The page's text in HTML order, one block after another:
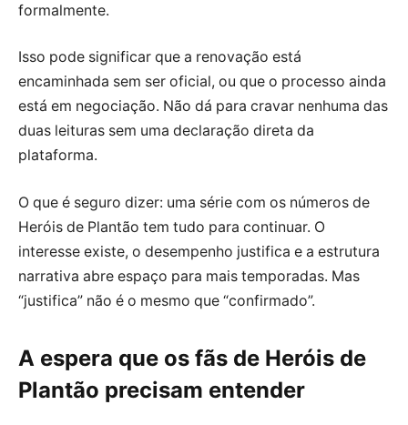
formalmente.
Isso pode significar que a renovação está
encaminhada sem ser oficial, ou que o processo ainda
está em negociação. Não dá para cravar nenhuma das
duas leituras sem uma declaração direta da
plataforma.
O que é seguro dizer: uma série com os números de
Heróis de Plantão tem tudo para continuar. O
interesse existe, o desempenho justifica e a estrutura
narrativa abre espaço para mais temporadas. Mas
“justifica” não é o mesmo que “confirmado”.
A espera que os fãs de Heróis de
Plantão precisam entender